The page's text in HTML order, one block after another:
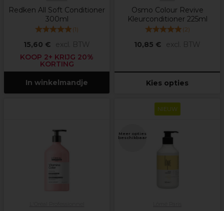
Redken All Soft Conditioner
300ml
(1)
15,60 €
excl. BTW
KOOP 2+ KRIJG 20%
KORTING
In winkelmandje
Osmo Colour Revive
Kleurconditioner 225ml
(2)
10,85 € excl. BTW
Kies opties
NIEUW
Meer opties
beschikbaar